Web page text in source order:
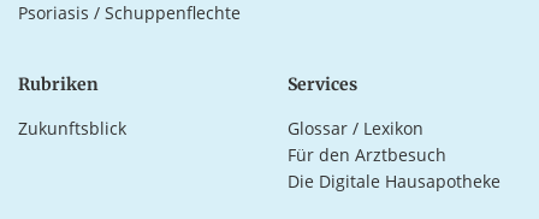
Psoriasis / Schuppenflechte
Rubriken
Zukunftsblick
Services
Glossar / Lexikon
Für den Arztbesuch
Die Digitale Hausapotheke